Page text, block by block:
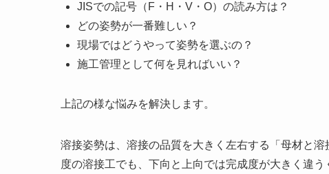
JISでの記号（F・H・V・O）の読み方は？
どの姿勢が一番難しい？
現場ではどうやって姿勢を選ぶの？
施工管理として何を見ればいい？
上記の様な悩みを解決します。
溶接姿勢は、溶接の品質を大きく左右する「母材と
度の溶接工でも、下向と上向では完成度が大きく違